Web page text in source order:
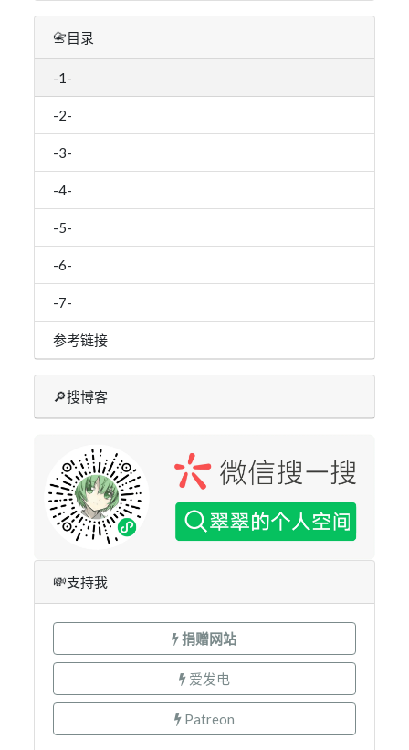
📇目录
-1-
-2-
-3-
-4-
-5-
-6-
-7-
参考链接
🔎搜博客
💸支持我
捐赠网站
爱发电
Patreon